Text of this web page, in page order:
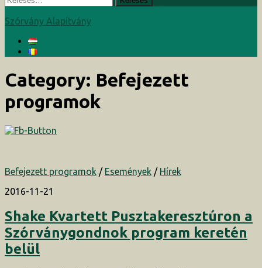
Szórvány Alapítvány
Category: Befejezett
programok
Befejezett programok / Események / Hírek
2016-11-21
Shake Kvartett Pusztakeresztúron a
Szórványgondnok program keretén
belül